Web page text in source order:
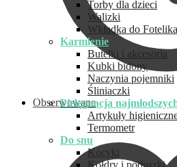
Obserwowane
Torby dla dzieci
Walizki
Wkładka do
Karmienie
Butelki i akcesoria
Kubki bidony
Naczynia pojemniki
Śliniaczki
Pielęgnacja
Artykuły
Termometr
Do snu
Kocyki
Kołdry i poduszki